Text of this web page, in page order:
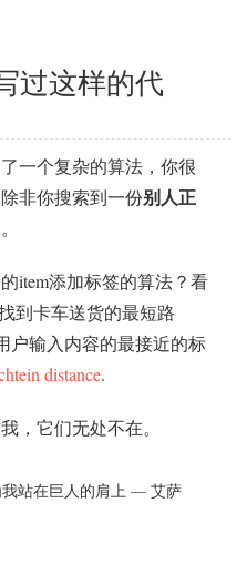
过这样的代
一个复杂的算法，你很
非你搜索到一份别人正
item添加标签的算法？看
到卡车送货的最短路
户输入内容的最接近的标
distance.
，它们无处不在。
站在巨人的肩上 — 艾萨